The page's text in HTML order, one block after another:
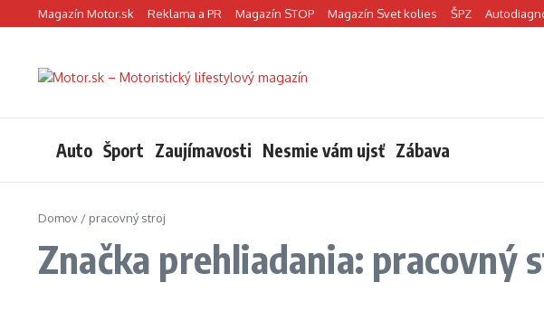
Preskočiť na obsah
Magazín Motor.sk Reklama a PR Magazín STOP Magazín Svet kolies ŠPZ
Auto Šport Zaujímavosti Nesmie vám ujsť Zábava
Domov / pracovný stroj
Značka prehliadania: pracovný